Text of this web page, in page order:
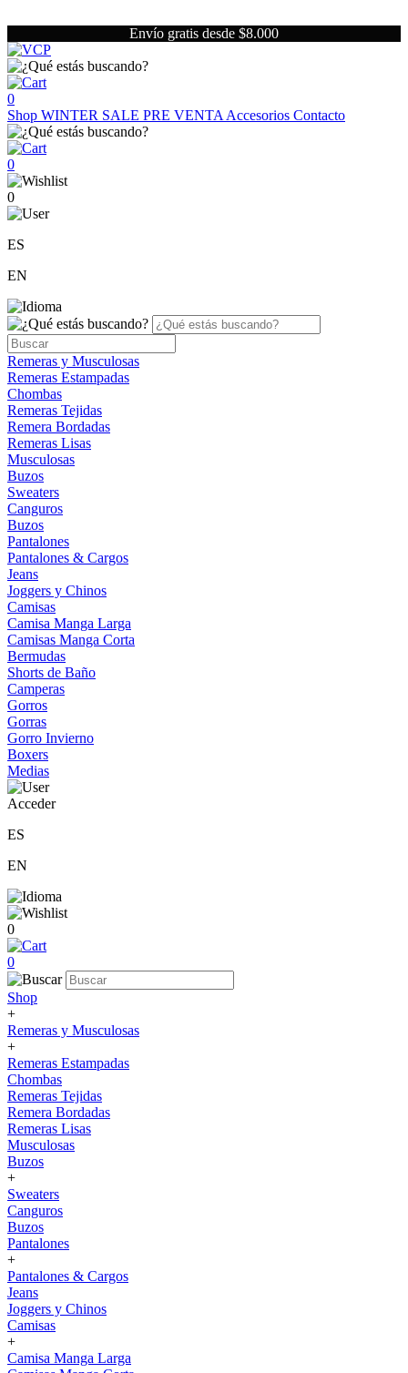
Envío gratis desde $8.000
0
Shop WINTER SALE PRE VENTA Accesorios Contacto
0
0
ES
EN
Remeras y Musculosas
Remeras Estampadas
Chombas
Remeras Tejidas
Remera Bordadas
Remeras Lisas
Musculosas
Buzos
Sweaters
Canguros
Buzos
Pantalones
Pantalones & Cargos
Jeans
Joggers y Chinos
Camisas
Camisa Manga Larga
Camisas Manga Corta
Bermudas
Shorts de Baño
Camperas
Gorros
Gorras
Gorro Invierno
Boxers
Medias
Acceder
ES
EN
0
0
Shop
+
Remeras y Musculosas
+
Remeras Estampadas
Chombas
Remeras Tejidas
Remera Bordadas
Remeras Lisas
Musculosas
Buzos
+
Sweaters
Canguros
Buzos
Pantalones
+
Pantalones & Cargos
Jeans
Joggers y Chinos
Camisas
+
Camisa Manga Larga